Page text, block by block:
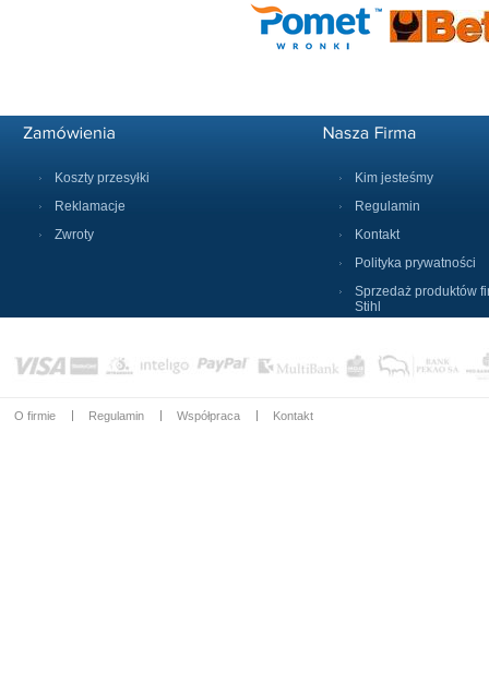
Koszty przesyłki
Reklamacje
Zwroty
Kim jesteśmy
Regulamin
Kontakt
Polityka prywatności
Sprzedaż produktów
Stihl
O firmie Regulamin Współpraca Kontakt